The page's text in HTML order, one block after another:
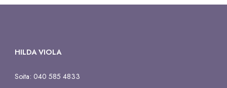
HILDA VIOLA
Soita: 040 585 4833